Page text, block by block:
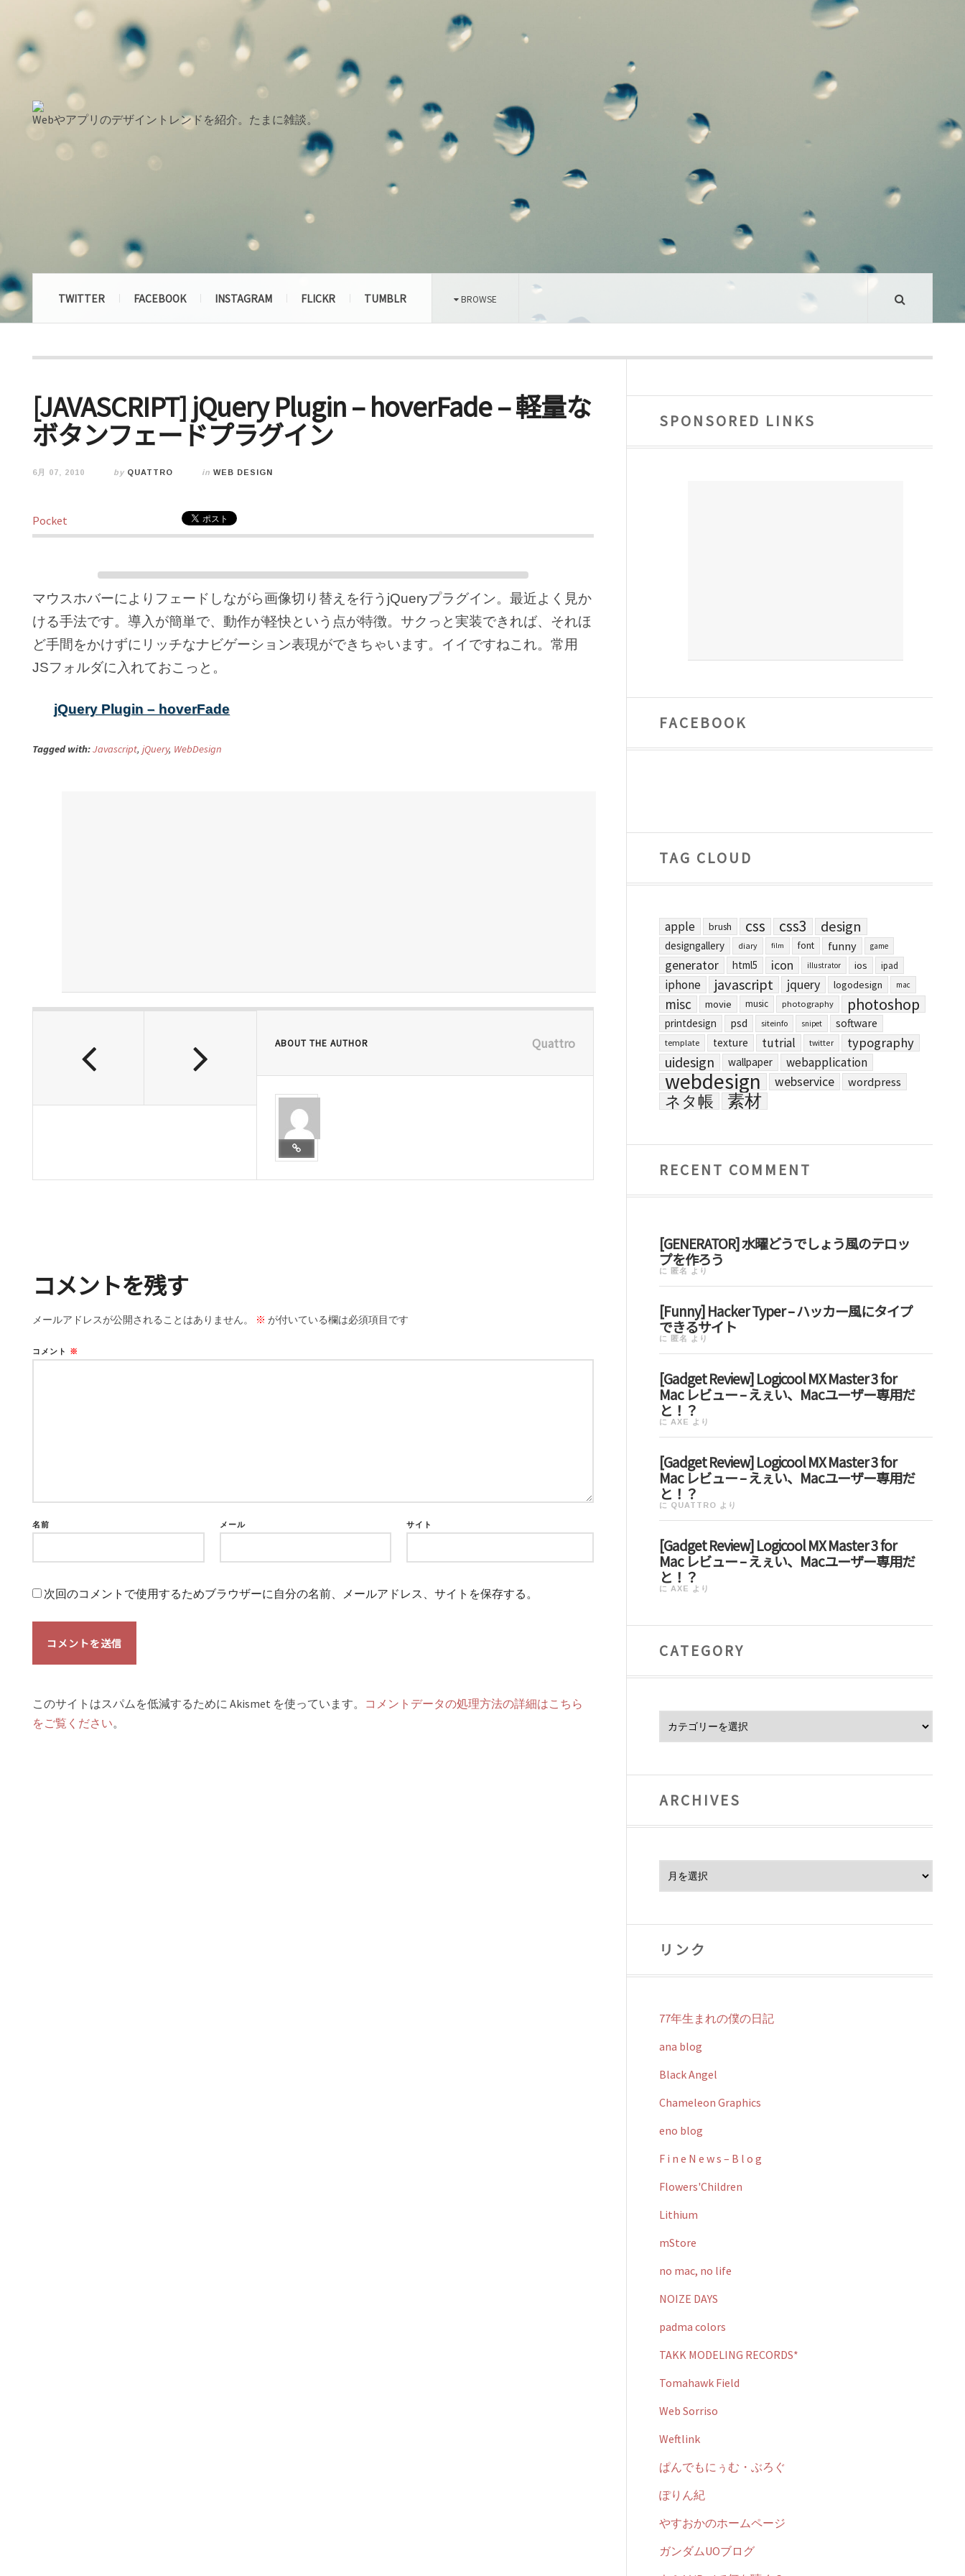
Webやアプリのデザイントレンドを紹介。たまに雑談。
TWITTER FACEBOOK INSTAGRAM FLICKR TUMBLR BROWSE
[JAVASCRIPT] jQuery Plugin – hoverFade – 軽量な
ボタンフェードプラグイン
6月 07, 2010 by QUATTRO in WEB DESIGN
Pocket
マウスホバーによりフェードしながら画像切り替えを行うjQueryプラグイン。最近よく見か
ける手法です。導入が簡単で、動作が軽快という点が特徴。サクっと実装できれば、それほ
ど手間をかけずにリッチなナビゲーション表現ができちゃいます。イイですねこれ。常用
JSフォルダに入れておこっと。
jQuery Plugin – hoverFade
Tagged with:Javascript, jQuery, WebDesign
ABOUT THE AUTHOR Quattro
コメントを残す
メールアドレスが公開されることはありません。 ※ が付いている欄は必須項目です
コメント ※
名前 メール サイト
次回のコメントで使用するためブラウザーに自分の名前、メールアドレス、サイトを保存する。
このサイトはスパムを低減するために Akismet を使っています。 コメントデータの処理方法の詳細はこちら
をご覧ください。
SPONSORED LINKS
FACEBOOK
TAG CLOUD
apple brush css css3 design
designgallery diary film font funny game
generator html5 icon illustrator ios ipad
iphone javascript jquery logodesign mac
misc movie music photography photoshop
printdesign psd siteinfo snipet software
template texture tutrial twitter typography
uidesign wallpaper webapplication
webdesign webservice wordpress
ネタ帳 素材
RECENT COMMENT
[GENERATOR] 水曜どうでしょう風のテロッ
プを作ろう
に 匿名 より
[Funny] Hacker Typer – ハッカー風にタイプ
できるサイト
に 匿名 より
[Gadget Review] Logicool MX Master 3 for
Mac レビュー – えぇい、Macユーザー専用だ
と！？
に AXE より
[Gadget Review] Logicool MX Master 3 for
Mac レビュー – えぇい、Macユーザー専用だ
と！？
に QUATTRO より
[Gadget Review] Logicool MX Master 3 for
Mac レビュー – えぇい、Macユーザー専用だ
と！？
に AXE より
CATEGORY
ARCHIVES
リンク
77年生まれの僕の日記
ana blog
Black Angel
Chameleon Graphics
eno blog
F i n e N e w s – B l o g
Flowers'Children
Lithium
mStore
no mac, no life
NOIZE DAYS
padma colors
TAKK MODELING RECORDS*
Tomahawk Field
Web Sorriso
Weftlink
ぱんでもにぅむ・ぶろぐ
ぽりん紀
やすおかのホームページ
ガンダムUOブログ